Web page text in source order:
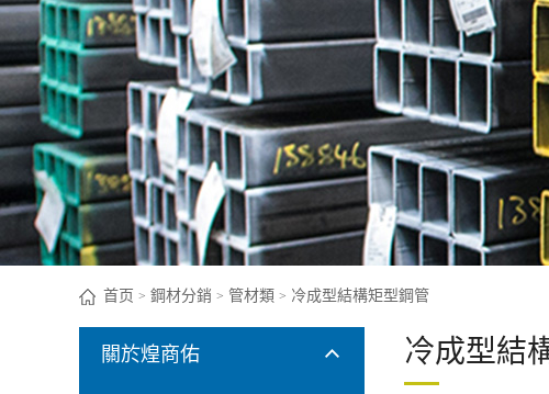
首页 > 鋼材分銷 > 管材類 > 冷成型結構矩型鋼管
關於煌商佑 冷成型結